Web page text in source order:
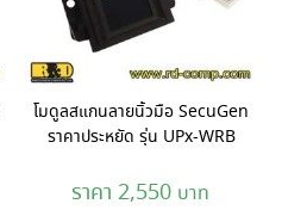
โมดูลสแกนลายนิ้วมือ SecuGen
ราคาประหยัด รุ่น UPx-WRB
2,550